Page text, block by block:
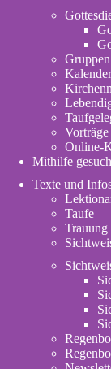
Gruppen
Kalender
Vorträge
Online-
Mithilfe
Texte und
Taufe
Trauung